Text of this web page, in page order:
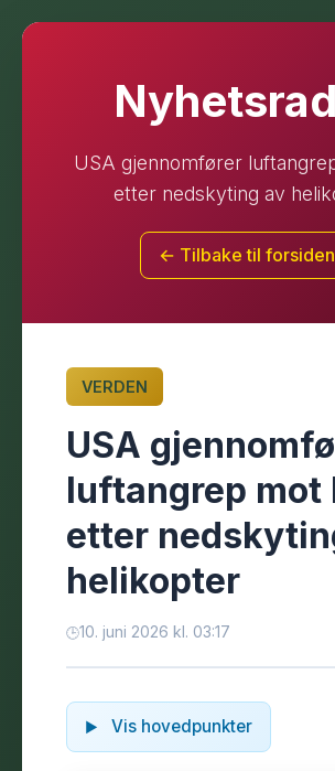
USA gjennomfører
etter nedskyting av
← Tilbake til forsiden
VERDEN
USA
luftangrep mot
etter
helikopter
10. juni 2026 kl. 03:17
Vis hovedpunkter